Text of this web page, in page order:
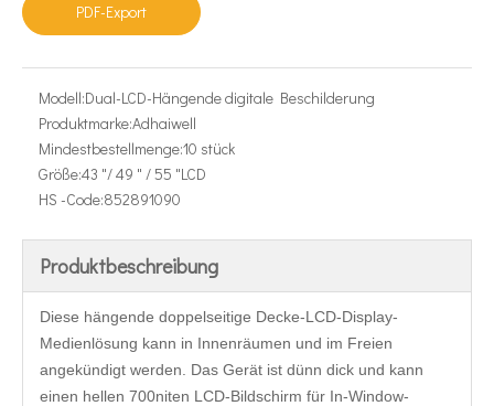
PDF-Export
Modell:Dual-LCD-Hängende digitale Beschilderung
Produktmarke:Adhaiwell
Mindestbestellmenge:10 stück
Größe:43 "/ 49 " / 55 "LCD
HS -Code:852891090
Produktbeschreibung
Diese hängende doppelseitige Decke-LCD-Display-
Medienlösung kann in Innenräumen und im Freien
angekündigt werden. Das Gerät ist dünn dick und kann
einen hellen 700niten LCD-Bildschirm für In-Window-